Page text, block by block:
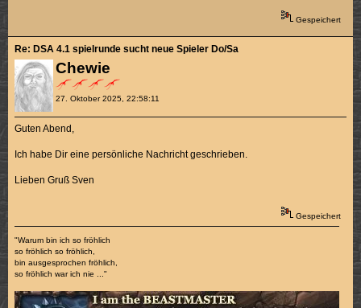
Gespeichert
Chewie
27. Oktober 2025, 22:58:11
Re: DSA 4.1 spielrunde sucht neue Spieler Do/Sa
Guten Abend,
Ich habe Dir eine persönliche Nachricht geschrieben.
Lieben Gruß Sven
Gespeichert
"Warum bin ich so fröhlich
so fröhlich so fröhlich,
bin ausgesprochen fröhlich,
so fröhlich war ich nie ..."